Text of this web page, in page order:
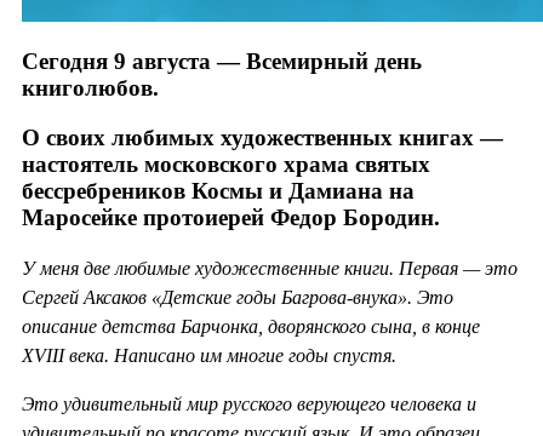
Сегодня 9 августа — Всемирный день
книголюбов.
О своих любимых художественных книгах —
настоятель московского храма святых
бессребреников Космы и Дамиана на
Маросейке протоиерей Федор Бородин.
У меня две любимые художественные книги. Первая — это
Сергей Аксаков «Детские годы Багрова-внука». Это
описание детства Барчонка, дворянского сына, в конце
XVIII века. Написано им многие годы спустя.
Это удивительный мир русского верующего человека и